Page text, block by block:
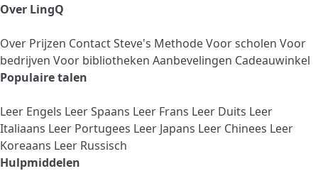
Over LingQ
Over Prijzen ContactSteve's MethodeVoor scholen Voor
bedrijven Voor bibliotheken Aanbevelingen Cadeauwinkel
Populaire talen
Leer Engels Leer Spaans Leer Frans Leer Duits Leer
Italiaans Leer Portugees Leer Japans Leer Chinees Leer
Koreaans Leer Russisch
Hulpmiddelen